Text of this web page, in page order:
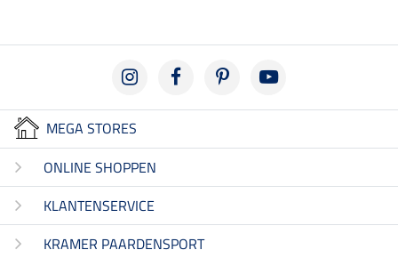
MEGA STORES
ONLINE SHOPPEN
KLANTENSERVICE
KRAMER PAARDENSPORT